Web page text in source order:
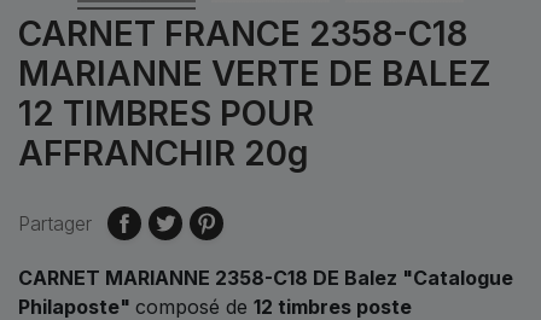
CARNET FRANCE 2358-C18
MARIANNE VERTE DE BALEZ
12 TIMBRES POUR
AFFRANCHIR 20g
Partager
CARNET MARIANNE 2358-C18 DE Balez "Catalogue
Philaposte" composé de 12 timbres poste